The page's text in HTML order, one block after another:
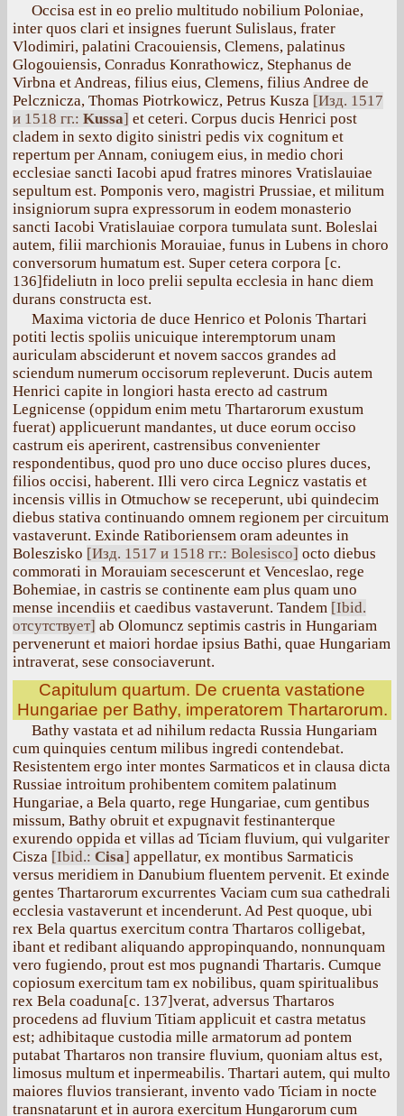
Occisa est in eo prelio multitudo nobilium Poloniae,
inter quos clari et insignes fuerunt Sulislaus, frater
Vlodimiri, palatini Cracouiensis, Clemens, palatinus
Glogouiensis, Conradus Konrathowicz, Stephanus de
Virbna et Andreas, filius eius, Clemens, filius Andree de
Pelcznicza, Thomas Piotrkowicz, Petrus Kusza [Изд. 1517
и 1518 гг.: Kussa] et ceteri. Corpus ducis Henrici post
cladem in sexto digito sinistri pedis vix cognitum et
repertum per Annam, coniugem eius, in medio chori
ecclesiae sancti Iacobi apud fratres minores Vratislauiae
sepultum est. Pomponis vero, magistri Prussiae, et militum
insigniorum supra expressorum in eodem monasterio
sancti Iacobi Vratislauiae corpora tumulata sunt. Boleslai
autem, filii marchionis Morauiae, funus in Lubens in choro
conversorum humatum est. Super cetera corpora [с.
136]fideliutn in loco prelii sepulta ecclesia in hanc diem
durans constructa est.
Maxima victoria de duce Henrico et Polonis Thartari
potiti lectis spoliis unicuique interemptorum unam
auriculam absciderunt et novem saccos grandes ad
sciendum numerum occisorum repleverunt. Ducis autem
Henrici capite in longiori hasta erecto ad castrum
Legnicense (oppidum enim metu Thartarorum exustum
fuerat) applicuerunt mandantes, ut duce eorum occiso
castrum eis aperirent, castrensibus convenienter
respondentibus, quod pro uno duce occiso plures duces,
filios occisi, haberent. Illi vero circa Legnicz vastatis et
incensis villis in Otmuchow se receperunt, ubi quindecim
diebus stativa continuando omnem regionem per circuitum
vastaverunt. Exinde Ratiboriensem oram adeuntes in
Boleszisko [Изд. 1517 и 1518 гг.: Bolesisco] octo diebus
commorati in Morauiam secescerunt et Venceslao, rege
Bohemiae, in castris se continente eam plus quam uno
mense incendiis et caedibus vastaverunt. Tandem [Ibid.
отсутствует] ab Olomuncz septimis castris in Hungariam
pervenerunt et maiori hordae ipsius Bathi, quae Hungariam
intraverat, sese consociaverunt.
Capitulum quartum. De cruenta vastatione
Hungariae per Bathy, imperatorem Thartarorum.
Bathy vastata et ad nihilum redacta Russia Hungariam
cum quinquies centum milibus ingredi contendebat.
Resistentem ergo inter montes Sarmaticos et in clausa dicta
Russiae introitum prohibentem comitem palatinum
Hungariae, a Bela quarto, rege Hungariae, cum gentibus
missum, Bathy obruit et expugnavit festinanterque
exurendo oppida et villas ad Ticiam fluvium, qui vulgariter
Cisza [Ibid.: Cisa] appellatur, ex montibus Sarmaticis
versus meridiem in Danubium fluentem pervenit. Et exinde
gentes Thartarorum excurrentes Vaciam cum sua cathedrali
ecclesia vastaverunt et incenderunt. Ad Pest quoque, ubi
rex Bela quartus exercitum contra Thartaros colligebat,
ibant et redibant aliquando appropinquando, nonnunquam
vero fugiendo, prout est mos pugnandi Thartaris. Cumque
copiosum exercitum tam ex nobilibus, quam spiritualibus
rex Bela coaduna[с. 137]verat, adversus Thartaros
procedens ad fluvium Titiam applicuit et castra metatus
est; adhibitaque custodia mille armatorum ad pontem
putabat Thartaros non transire fluvium, quoniam altus est,
limosus multum et inpermeabilis. Thartari autem, qui multo
maiores fluvios transierant, invento vado Ticiam in nocte
transnatarunt et in aurora exercitum Hungarorum cum